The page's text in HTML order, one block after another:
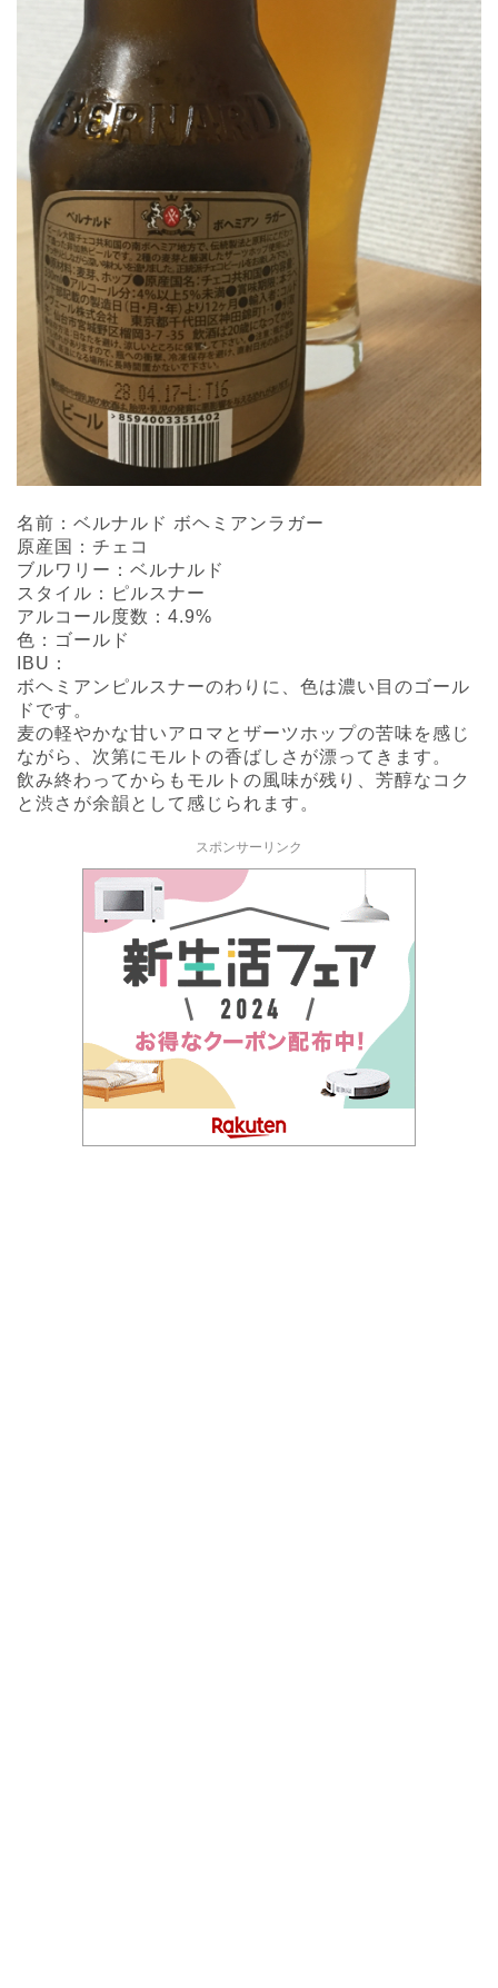
名前：ベルナルド ボヘミアンラガー
原産国：チェコ
ブルワリー：ベルナルド
スタイル：ピルスナー
アルコール度数：4.9%
色：ゴールド
IBU：
ボヘミアンピルスナーのわりに、色は濃い目のゴール
ドです。
麦の軽やかな甘いアロマとザーツホップの苦味を感じ
ながら、次第にモルトの香ばしさが漂ってきます。
飲み終わってからもモルトの風味が残り、芳醇なコク
と渋さが余韻として感じられます。
スポンサーリンク